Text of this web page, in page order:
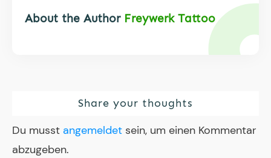
About the Author Freywerk Tattoo
Share your thoughts
Du musst angemeldet sein, um einen Kommentar
abzugeben.